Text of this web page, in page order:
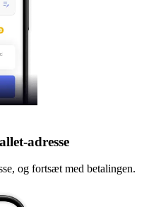
adresse
og fortsæt med betalingen.